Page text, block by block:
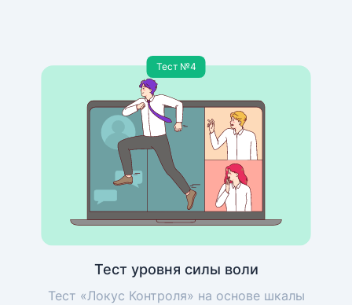
Тест №4
Тест уровня силы воли
Тест «Локус Контроля» на основе шкалы